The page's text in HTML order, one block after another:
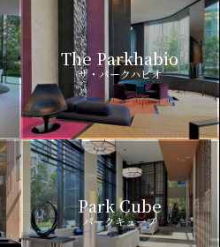
The Parkhabio
ザ・パークハビオ
Park Cube
パークキューブ